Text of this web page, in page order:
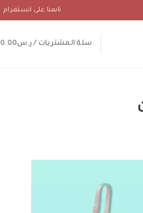
تابعنا على انستغرام
سلة المشتريات /ر.س0.00